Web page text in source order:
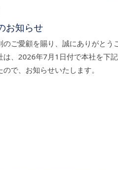
お知らせ
ご愛顧を賜り、誠にありがとう
は、2026年7月1日付で本社を下
で、お知らせいたします。